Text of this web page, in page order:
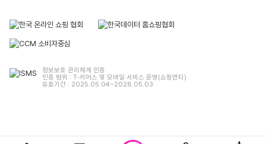
정보보호 관리체계 인증
인증 범위 : T-커머스 및 모바일 서비스 운영(쇼핑엔티)
유효기간 : 2025.05.04~2028.05.03